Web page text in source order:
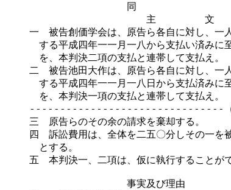
同　　　　　　　　　　　　
主　　　　　文
一　被告創価学会は、原告ら各自に対し、一
する平成四年一一月一八から支払い済みに
を、本判決二項の支払と連帯して支払え。
二　被告池田大作は、原告ら各自に対し、一
する平成四年一一月一八日から支払済みに
を、本判決一項の支払と連帯して支払え。
--------------------------------
三　原告らのその余の請求を棄却する。
四　訴訟費用は、全体を二五〇分しその一を
とする。
五　本判決一、二項は、仮に執行することが
事実及び理由